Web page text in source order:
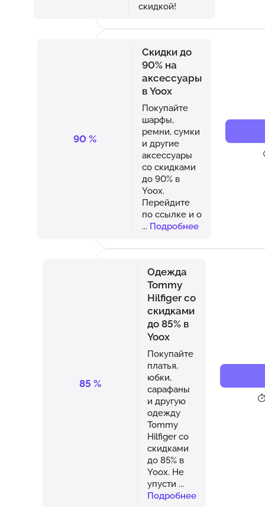
скидкой!
90 %
Скидки до
90% на
аксессуары
в Yoox
Покупайте
шарфы,
ремни, сумки
и другие
аксессуары
со скидками
до 90% в
Yoox.
Перейдите
по ссылке и о
... Подробнее
85 %
Одежда
Tommy
Hilfiger со
скидками
до 85% в
Yoox
Покупайте
платья,
юбки,
сарафаны
и другую
одежду
Tommy
Hilfiger со
скидками
до 85% в
Yoox. Не
упусти ...
Подробнее